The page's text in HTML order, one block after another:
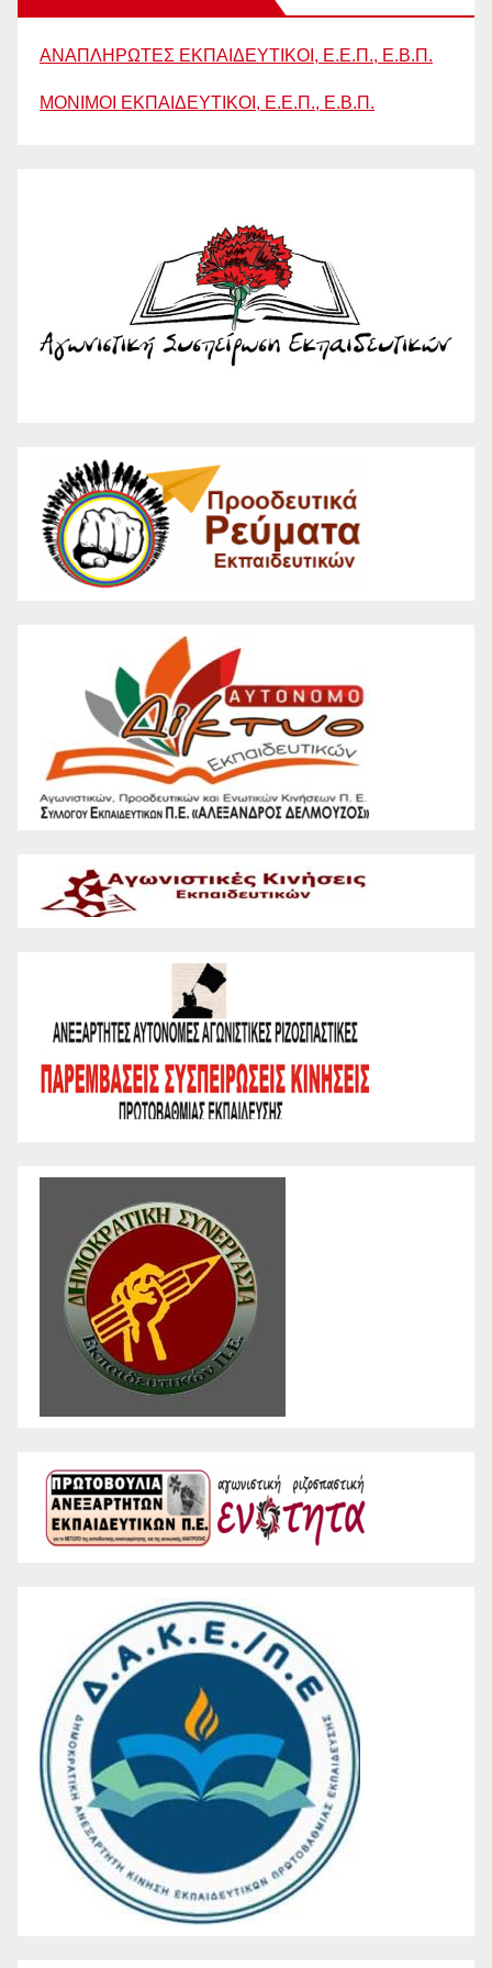
ΑΝΑΠΛΗΡΩΤΕΣ ΕΚΠΑΙΔΕΥΤΙΚΟΙ, Ε.Ε.Π., Ε.Β.Π.
ΜΟΝΙΜΟΙ ΕΚΠΑΙΔΕΥΤΙΚΟΙ, Ε.Ε.Π., Ε.Β.Π.